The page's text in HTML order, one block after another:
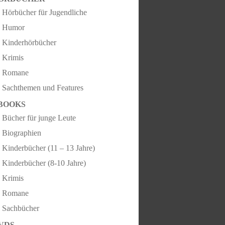
Hörbücher für Jugendliche
Humor
Kinderhörbücher
Krimis
Romane
Sachthemen und Features
Bücher für junge Leute
Biographien
Kinderbücher (11 – 13 Jahre)
Kinderbücher (8-10 Jahre)
Krimis
Romane
Sachbücher